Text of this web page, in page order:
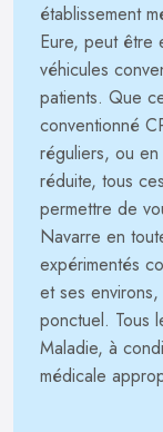
établissement
Eure, peut être
véhicules
patients. Que
conventionné
réguliers, ou
réduite, tous
permettre de
Navarre en
expérimentés
et ses
ponctuel. Tous
Maladie, à
médicale